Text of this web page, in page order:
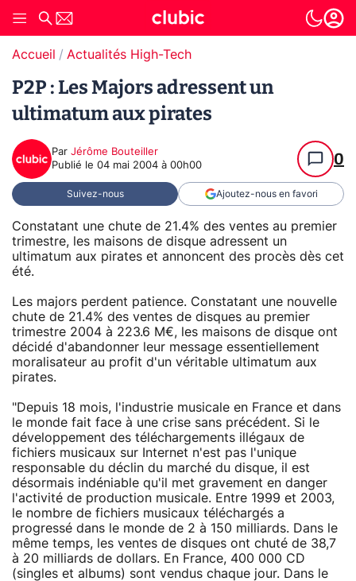
Accueil Actualités High-Tech
P2P : Les Majors adressent un
ultimatum aux pirates
Par Jérôme Bouteiller
Publié le 04 mai 2004 à 00h00 0
Suivez-nous Ajoutez-nous en favori
Constatant une chute de 21.4% des ventes au premier
trimestre, les maisons de disque adressent un
ultimatum aux pirates et annoncent des procès dès cet
été.
Les majors perdent patience. Constatant une nouvelle
chute de 21.4% des ventes de disques au premier
trimestre 2004 à 223.6 M€, les maisons de disque ont
décidé d'abandonner leur message essentiellement
moralisateur au profit d'un véritable ultimatum aux
pirates.
"Depuis 18 mois, l'industrie musicale en France et dans
le monde fait face à une crise sans précédent. Si le
développement des téléchargements illégaux de
fichiers musicaux sur Internet n'est pas l'unique
responsable du déclin du marché du disque, il est
désormais indéniable qu'il met gravement en danger
l'activité de production musicale. Entre 1999 et 2003,
le nombre de fichiers musicaux téléchargés a
progressé dans le monde de 2 à 150 milliards. Dans le
même temps, les ventes de disques ont chuté de 38,7
à 20 milliards de dollars. En France, 400 000 CD
(singles et albums) sont vendus chaque jour. Dans le